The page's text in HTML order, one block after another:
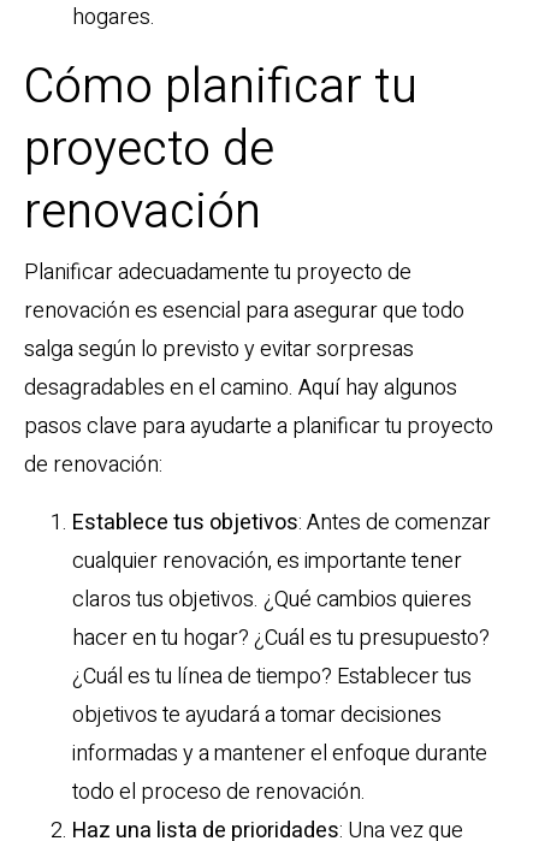
hogares.
Cómo planificar tu
proyecto de
renovación
Planificar adecuadamente tu proyecto de
renovación es esencial para asegurar que todo
salga según lo previsto y evitar sorpresas
desagradables en el camino. Aquí hay algunos
pasos clave para ayudarte a planificar tu proyecto
de renovación:
Establece tus objetivos: Antes de comenzar
cualquier renovación, es importante tener
claros tus objetivos. ¿Qué cambios quieres
hacer en tu hogar? ¿Cuál es tu presupuesto?
¿Cuál es tu línea de tiempo? Establecer tus
objetivos te ayudará a tomar decisiones
informadas y a mantener el enfoque durante
todo el proceso de renovación.
Haz una lista de prioridades: Una vez que